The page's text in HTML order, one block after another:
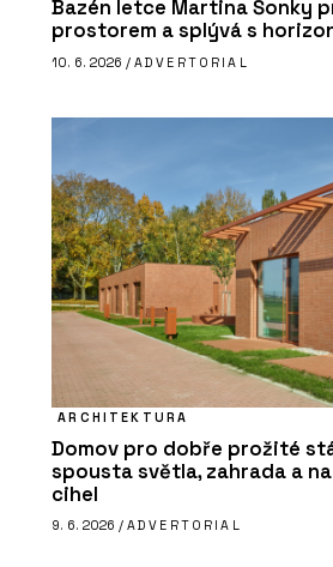
Bazén letce Martina Šonky
prostorem a splývá s
10. 6. 2026 / ADVERTORIAL
ARCHITEKTURA
Domov pro dobře prožité
spousta světla, zahrada a
cihel
9. 6. 2026 / ADVERTORIAL